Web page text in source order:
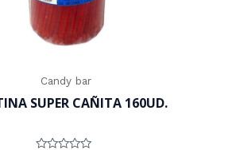
Candy bar
SUPER CAÑITA 160UD.